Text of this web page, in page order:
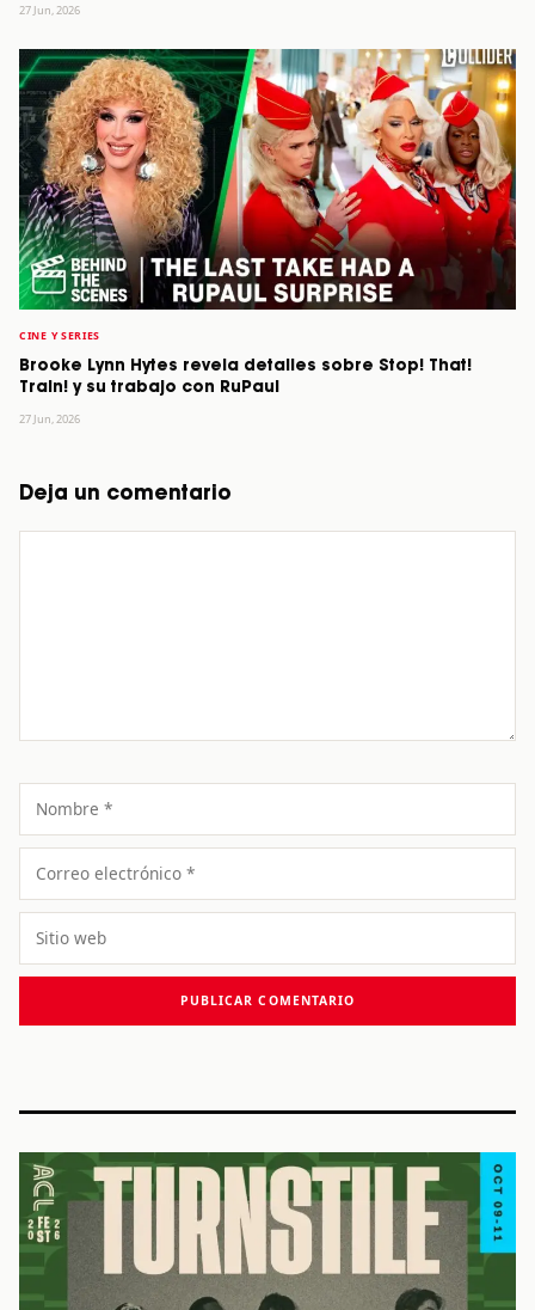
27 Jun, 2026
CINE Y SERIES
Brooke Lynn Hytes revela detalles sobre Stop! That!
Train! y su trabajo con RuPaul
27 Jun, 2026
Deja un comentario
Comentario
Nombre
Correo
electrónico
Sitio
web